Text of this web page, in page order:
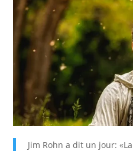
Jim Rohn a dit un jour: